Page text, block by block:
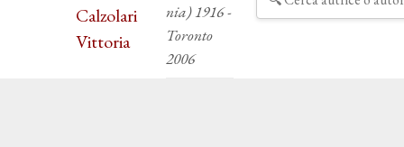
Calzolari
Vittoria
nia) 1916 -
Toronto
2006